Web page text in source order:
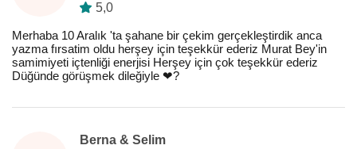
5,0
Merhaba 10 Aralık 'ta şahane bir çekim gerçekleştirdik anca
yazma fırsatim oldu herşey için teşekkür ederiz Murat Bey'in
samimiyeti içtenliği enerjisi Herşey için çok teşekkür ederiz
Düğünde görüşmek dileğiyle ❤️?
Berna & Selim